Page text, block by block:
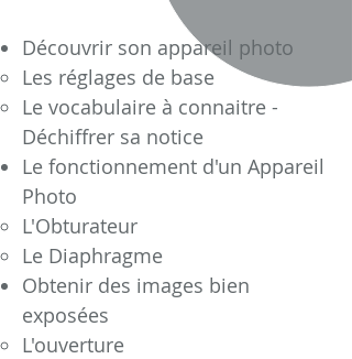
Découvrir son appareil photo
Les réglages de base
Le vocabulaire à connaitre -
Déchiffrer sa notice
Le fonctionnement d'un Appareil
Photo
L'Obturateur
Le Diaphragme
Obtenir des images bien
exposées
L'ouverture